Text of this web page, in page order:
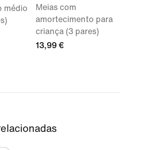
médio
Meias com
amortecimento para
criança (3 pares)
13,99 €